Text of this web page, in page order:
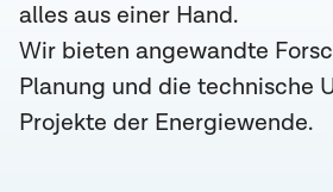
alles aus einer Hand.
Wir bieten angewandte
Planung und die technische
Projekte der Energiewende.